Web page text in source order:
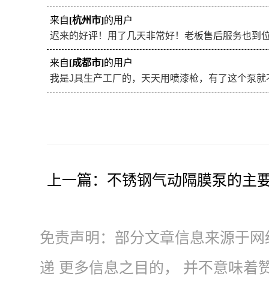
来自[杭州市]的用户
迟来的好评！用了几天非常好！老板售后服务也到
来自[成都市]的用户
我是J具生产工厂的，天天用喷漆枪，有了这个泵
上一篇： 不锈钢气动隔膜泵的主
免责声明：部分文章信息来源于
递 更多信息之目的， 并不意味着